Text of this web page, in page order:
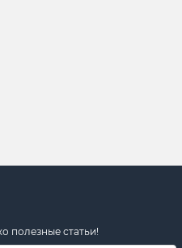
полезные статьи!